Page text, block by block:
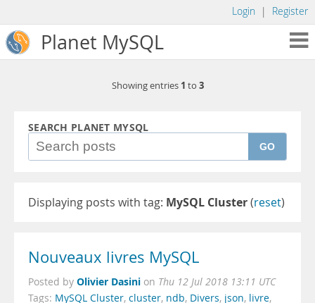
Login | Register
Planet MySQL
Showing entries 1 to 3
SEARCH PLANET MYSQL
GO
Displaying posts with tag: MySQL Cluster(reset)
Nouveaux livres MySQL
Posted by Olivier Dasini on Thu 12 Jul 2018 13:11 UTC
Tags: MySQL Cluster, cluster, ndb, Divers, json, livre,